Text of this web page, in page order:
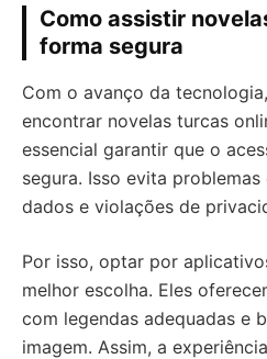
Como assistir
forma segura
Com o avanço da
encontrar novelas turcas
essencial garantir que o
segura. Isso evita
dados e violações de
Por isso, optar por
melhor escolha. Eles
com legendas adequadas e
imagem. Assim, a